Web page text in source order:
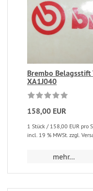
Brembo
XA1J040
158,00 EUR
1 Stück / 158,00 EUR pro
incl. 19 % MWSt. zzgl.
mehr...